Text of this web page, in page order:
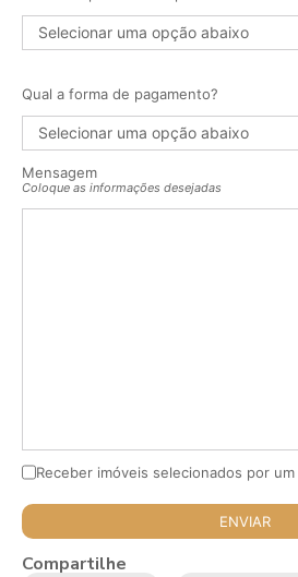
Qual a forma de pagamento?
Mensagem
Coloque as informações desejadas
Receber imóveis selecionados por
Compartilhe